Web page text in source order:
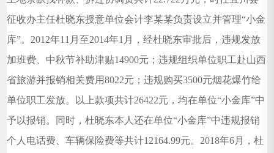
征收办主任杜晓东授意单位会计李某某负责设立并管理“小金
库”。2012年11月至2014年1月，经杜晓东审批后，违规发放
加班费、中秋节补助津贴14900元；违规组织单位职工赴山西
省旅游并报销相关费用8022元；违规购买3500元烟花爆竹给
单位职工发放。以上款项共计26422元，均在单位“小金库”中
予以报销。同时，杜晓东本人还在单位“小金库”中违规报销
个人电话费、车辆保险费等共计12164.99元。2018年6月，杜